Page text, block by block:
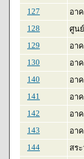
127
อา
128
ศูน
129
อา
130
อา
140
อา
141
อา
142
อา
143
อา
144
สร